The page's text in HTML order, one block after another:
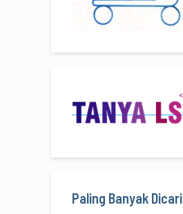
Paling Banyak Dicari